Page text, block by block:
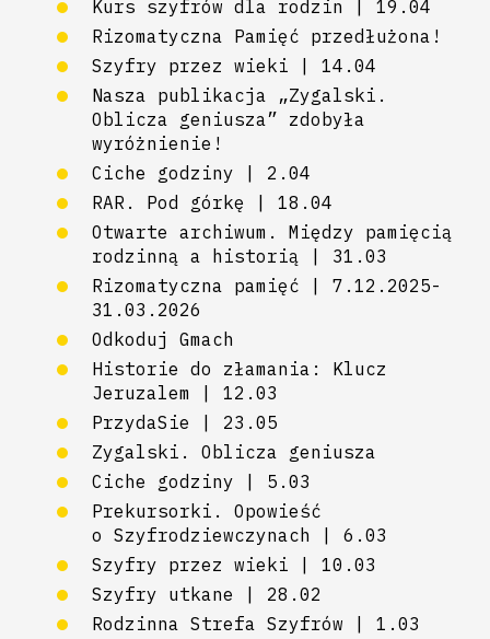
Kurs szyfrów dla rodzin | 19.04
Rizomatyczna Pamięć przedłużona!
Szyfry przez wieki | 14.04
Nasza publikacja „Zygalski.
Oblicza geniusza” zdobyła
wyróżnienie!
Ciche godziny | 2.04
RAR. Pod górkę | 18.04
Otwarte archiwum. Między pamięcią
rodzinną a historią | 31.03
Rizomatyczna pamięć | 7.12.2025-
31.03.2026
Odkoduj Gmach
Historie do złamania: Klucz
Jeruzalem | 12.03
PrzydaSie | 23.05
Zygalski. Oblicza geniusza
Ciche godziny | 5.03
Prekursorki. Opowieść
o Szyfrodziewczynach | 6.03
Szyfry przez wieki | 10.03
Szyfry utkane | 28.02
Rodzinna Strefa Szyfrów | 1.03